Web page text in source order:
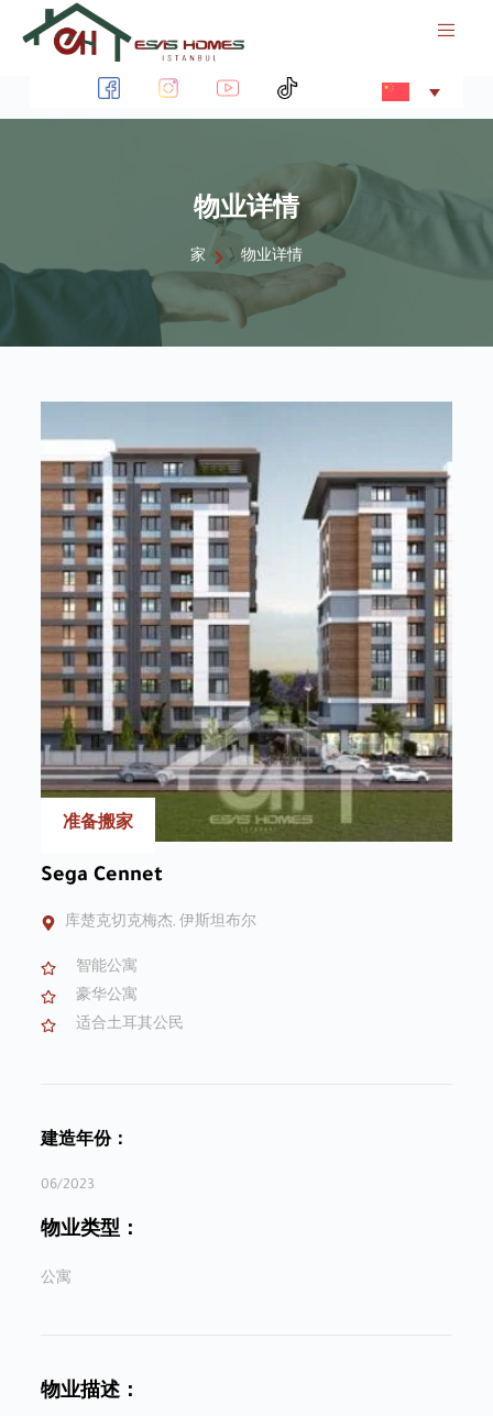
过
物业详情
家 物业详情
准备搬家
Sega Cennet
库楚克切克梅杰, 伊斯坦布尔
智能公寓
豪华公寓
适合土耳其公民
建造年份：
06/2023
物业类型：
公寓
物业描述：